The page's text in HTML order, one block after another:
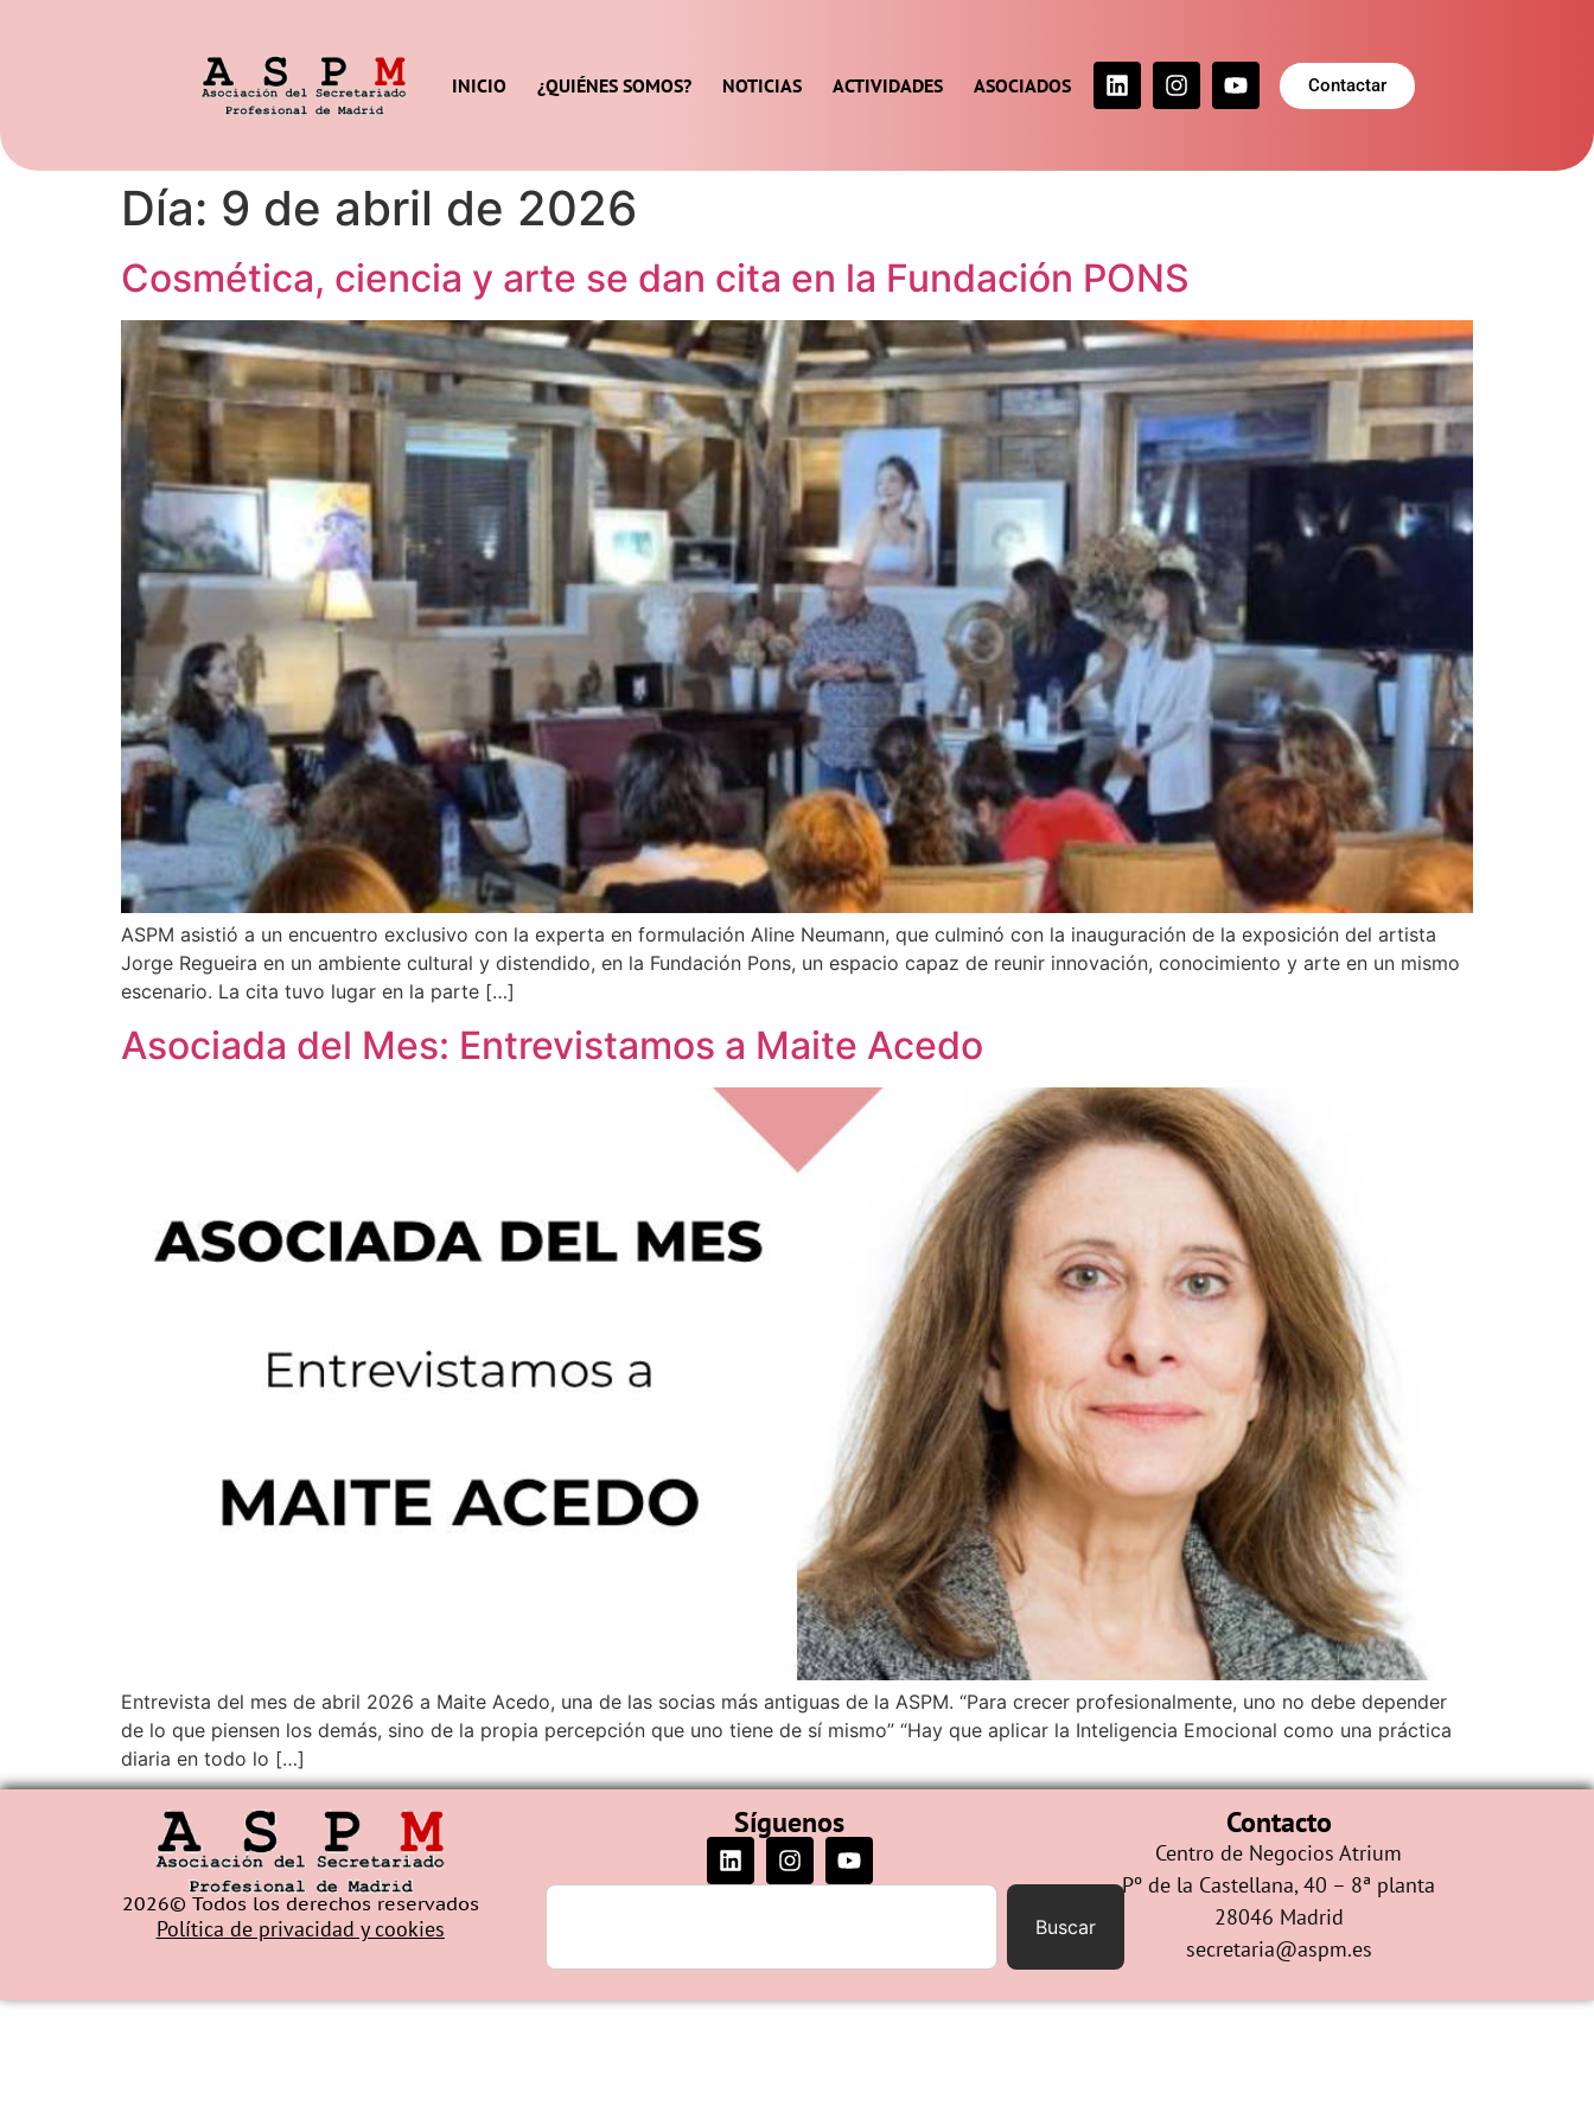
INICIO ¿QUIÉNES SOMOS? NOTICIAS ACTIVIDADES ASOCIADOS Contactar
Día: 9 de abril de 2026
Cosmética, ciencia y arte se dan cita en la Fundación PONS
ASPM asistió a un encuentro exclusivo con la experta en formulación Aline Neumann, que culminó con la inauguración de la exposición del artista
Jorge Regueira en un ambiente cultural y distendido, en la Fundación Pons, un espacio capaz de reunir innovación, conocimiento y arte en un mismo
escenario. La cita tuvo lugar en la parte […]
Asociada del Mes: Entrevistamos a Maite Acedo
Entrevista del mes de abril 2026 a Maite Acedo, una de las socias más antiguas de la ASPM. “Para crecer profesionalmente, uno no debe depender
de lo que piensen los demás, sino de la propia percepción que uno tiene de sí mismo” “Hay que aplicar la Inteligencia Emocional como una práctica
diaria en todo lo […]
2026© Todos los derechos reservados
Política de privacidad y cookies
Síguenos
Buscar
Contacto
Centro de Negocios Atrium
Pº de la Castellana, 40 – 8ª planta
28046 Madrid
secretaria@aspm.es